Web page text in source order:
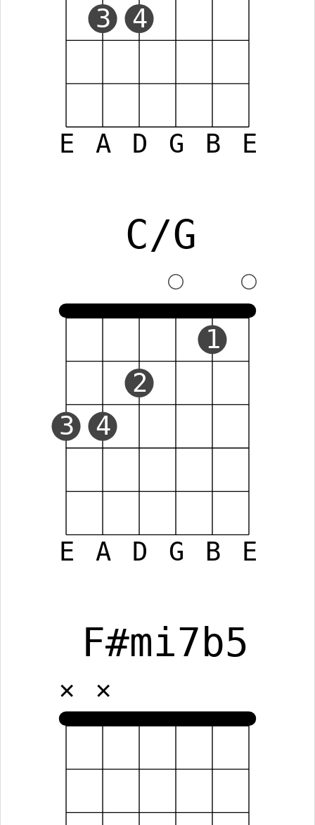
E A D G B E
3 4
C/G
E A D G B E
3 4
2
1
F#mi7b5
✕ ✕